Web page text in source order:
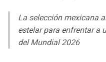
OTRAS LIGAS
STEELERS
HORNETS
La selección mexicana
estelar para enfrentar a
del Mundial 2026